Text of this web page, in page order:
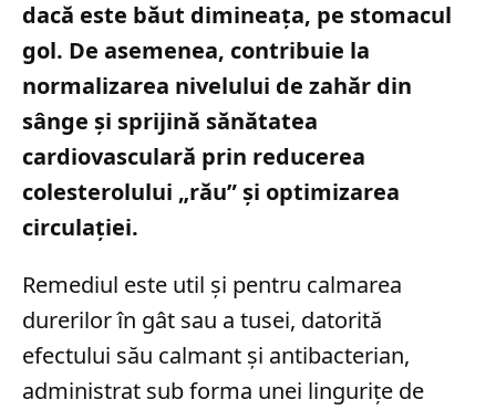
dacă este băut dimineața, pe stomacul
gol. De asemenea, contribuie la
normalizarea nivelului de zahăr din
sânge și sprijină sănătatea
cardiovasculară prin reducerea
colesterolului „rău” și optimizarea
circulației.
Remediul este util și pentru calmarea
durerilor în gât sau a tusei, datorită
efectului său calmant și antibacterian,
administrat sub forma unei lingurițe de